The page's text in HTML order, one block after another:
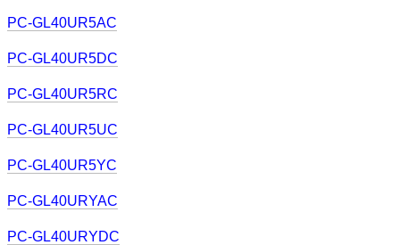
PC-GL40UR5AC
PC-GL40UR5DC
PC-GL40UR5RC
PC-GL40UR5UC
PC-GL40UR5YC
PC-GL40URYAC
PC-GL40URYDC